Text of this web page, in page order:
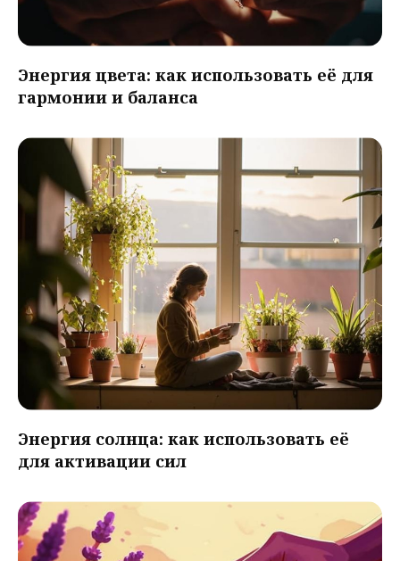
Энергия цвета: как использовать её для
гармонии и баланса
Энергия солнца: как использовать её
для активации сил